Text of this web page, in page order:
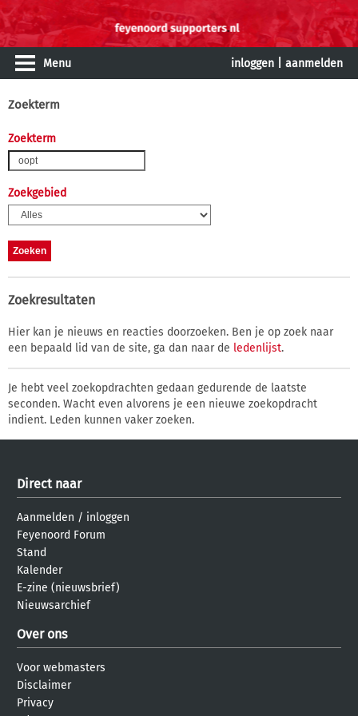
Menu inloggen aanmelden
Zoekterm
Zoekterm
Zoekgebied
Zoekresultaten
Hier kan je nieuws en reacties doorzoeken. Ben je op zoek naar
een bepaald lid van de site, ga dan naar de ledenlijst.
Je hebt veel zoekopdrachten gedaan gedurende de laatste
seconden. Wacht even alvorens je een nieuwe zoekopdracht
indient. Leden kunnen vaker zoeken.
Direct naar
Aanmelden / inloggen
Feyenoord Forum
Stand
Kalender
E-zine (nieuwsbrief)
Nieuwsarchief
Over ons
Voor webmasters
Disclaimer
Privacy